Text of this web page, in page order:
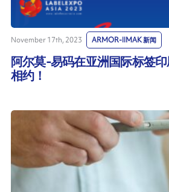
November 17th, 2023 ARMOR-IIMAK 新闻
阿尔莫-易码在亚洲国际标签
相约！